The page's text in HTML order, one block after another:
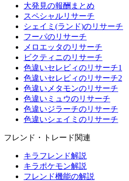
大発見の報酬まとめ
スペシャルリサーチ
シェイミ(ランド)のリサーチ
フーパのリサーチ
メロエッタのリサーチ
ビクティニのリサーチ
色違いセレビィのリサーチ1
色違いセレビィのリサーチ2
色違いメタモンのリサーチ
色違いミュウのリサーチ
色違いジラーチのリサーチ
色違いシェイミのリサーチ
フレンド・トレード関連
キラフレンド解説
キラポケモン解説
フレンド機能の解説